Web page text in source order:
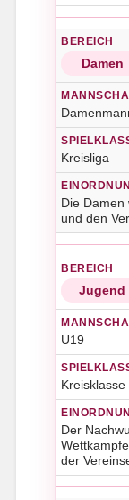
Damen
Kreisliga
Die Damen
und den
Jugend
U19
Kreisklasse
Der
der